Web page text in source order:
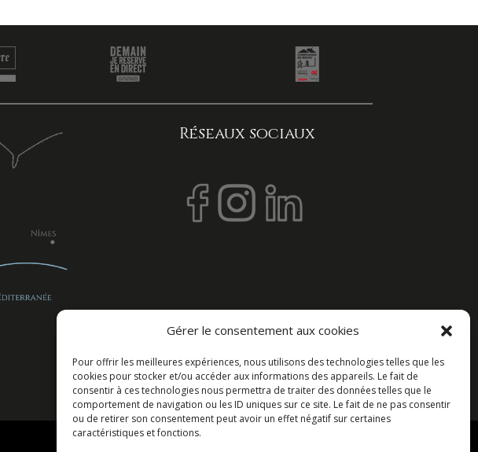
Gérer le consentement aux cookies
Pour offrir les meilleures expériences, nous utilisons des technologies telles que les
cookies pour stocker et/ou accéder aux informations des appareils. Le fait de
consentir à ces technologies nous permettra de traiter des données telles que le
comportement de navigation ou les ID uniques sur ce site. Le fait de ne pas consentir
ou de retirer son consentement peut avoir un effet négatif sur certaines
caractéristiques et fonctions.
Réseaux sociaux